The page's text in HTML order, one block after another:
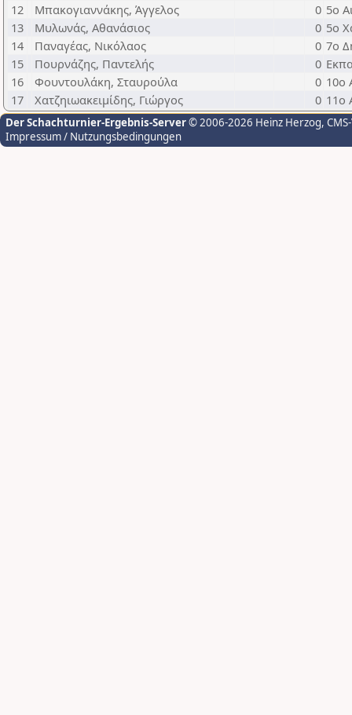
12
Μπακογιαννάκης, Άγγελος 0 5ο
13
Μυλωνάς, Αθανάσιος 0 5ο
14
Παναγέας, Νικόλαος 0 7ο
15
Πουρνάζης, Παντελής 0
16
Φουντουλάκη, Σταυρούλα 0 10ο
17
Χατζηιωακειμίδης, Γιώργος 0 11ο
Der Schachturnier-Ergebnis-Server© 2006-2026 Heinz Herzog,
Impressum / Nutzungsbedingungen